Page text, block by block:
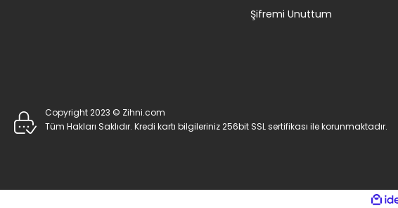
Şifremi Unuttum
Copyright 2023 © Zihni.com
Tüm Hakları Saklıdır. Kredi kartı bilgileriniz 256bit SSL sertifikası ile korunmaktadır.